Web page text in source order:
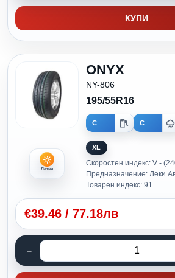
КУПИ
Летни
ONYX
NY-806
195/55R16
C C
XL
Скоростен индекс: V -
Предназначение: Леки
Товарен индекс: 91
€39.46 / 77.18лв